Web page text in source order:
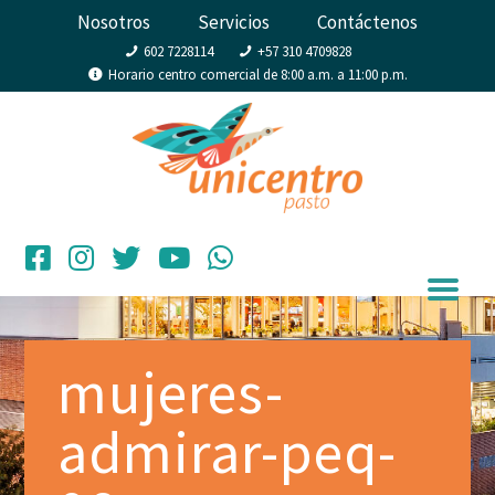
Nosotros Servicios Contáctenos
602 7228114
+57 310 4709828
Horario centro comercial de 8:00 a.m. a 11:00 p.m.
mujeres-
admirar-peq-